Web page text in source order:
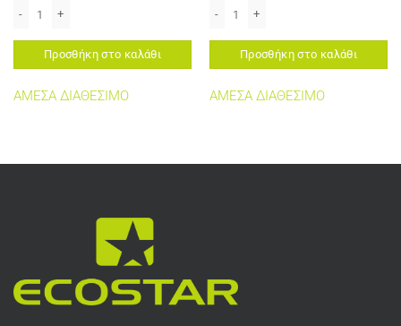
Προσθήκη στο καλάθι
ΑΜΕΣΑ ΔΙΑΘΕΣΙΜΟ
Προσθήκη στο καλάθι
ΑΜΕΣΑ ΔΙΑΘΕΣΙΜΟ